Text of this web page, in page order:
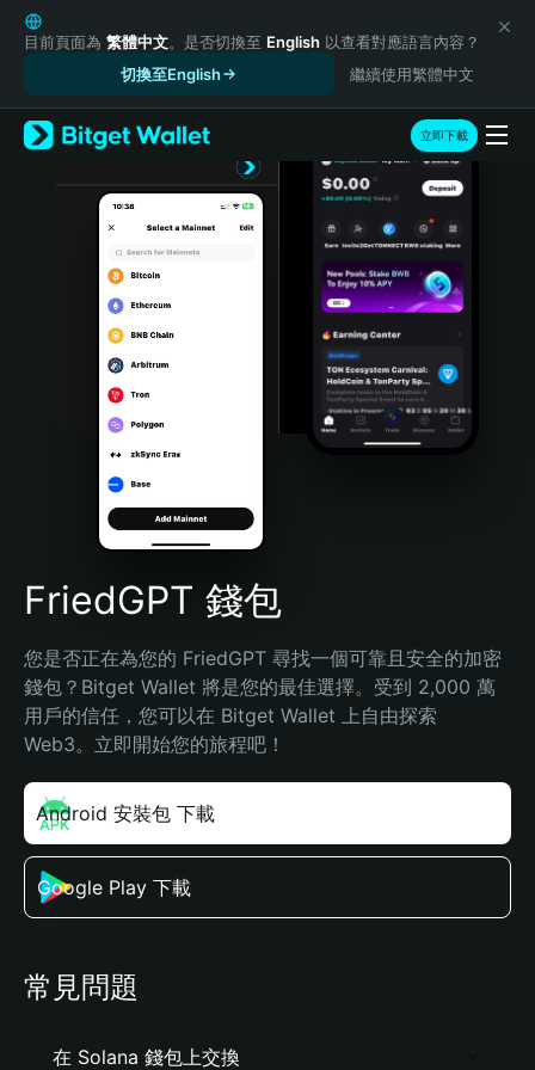
English
日本語
Русский
Español (Latinoamérica)
Türkçe
Português (Portugal)
Bahasa Indonesia
Português (Brasil)
Español (Argentina)
目前頁面為 繁體中文。是否切換至 English 以查看對應語言內容？
切換至English
繼續使用繁體中文
立即下載
FriedGPT 錢包
您是否正在為您的 FriedGPT 尋找一個可靠且安全的加密
錢包？Bitget Wallet 將是您的最佳選擇。受到 2,000 萬
用戶的信任，您可以在 Bitget Wallet 上自由探索
Web3。立即開始您的旅程吧！
Android 安裝包 下載
Google Play 下載
常見問題
在 Solana 錢包上交換